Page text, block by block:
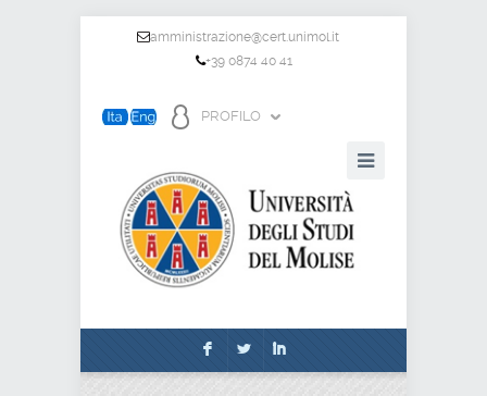
amministrazione@cert.unimol.it
+39 0874 40 41
PROFILO
F L I